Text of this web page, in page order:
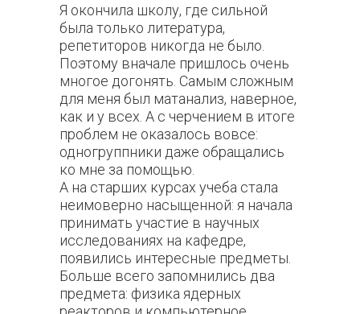
Я окончила школу, где сильной
была только литература,
репетиторов никогда не было.
Поэтому вначале пришлось очень
многое догонять. Самым сложным
для меня был матанализ, наверное,
как и у всех. А с черчением в итоге
проблем не оказалось вовсе:
одногруппники даже обращались
ко мне за помощью.
А на старших курсах учеба стала
неимоверно насыщенной: я начала
принимать участие в научных
исследованиях на кафедре,
появились интересные предметы.
Больше всего запомнились два
предмета: физика ядерных